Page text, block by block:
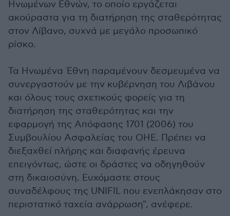
Ηνωμένων Εθνών, το οποίο εργάζεται
ακούραστα για τη διατήρηση της σταθερότητας
στον Λίβανο, συχνά με μεγάλο προσωπικό
ρίσκο.
Τα Ηνωμένα Έθνη παραμένουν δεσμευμένα να
συνεργαστούν με την κυβέρνηση του Λιβάνου
και όλους τους σχετικούς φορείς για τη
διατήρηση της σταθερότητας και την
εφαρμογή της Απόφασης 1701 (2006) του
Συμβουλίου Ασφαλείας του ΟΗΕ. Πρέπει να
διεξαχθεί πλήρης και διαφανής έρευνα
επειγόντως, ώστε οι δράστες να οδηγηθούν
στη δικαιοσύνη. Ευχόμαστε στους
συναδέλφους της UNIFIL που ενεπλάκησαν στο
περιστατικό ταχεία ανάρρωση", ανέφερε.